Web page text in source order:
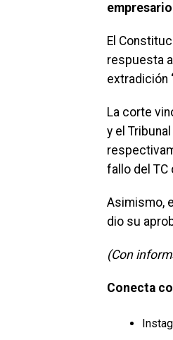
El
respuesta
extradición
La corte
y el
fallo del TC
Asimismo,
dio su
(Con
Conecta